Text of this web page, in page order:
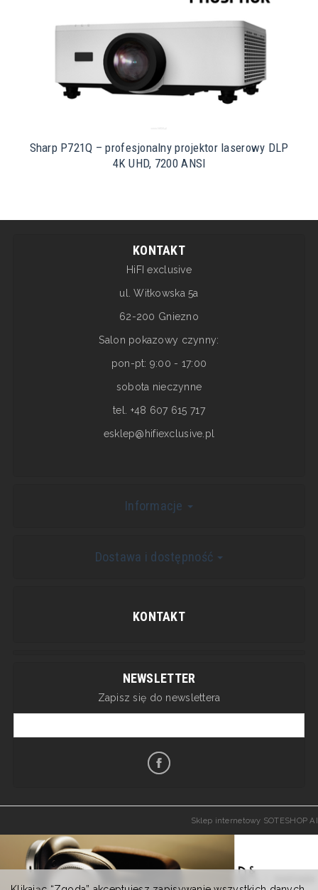
Sharp P721Q – profesjonalny projektor laserowy DLP
4K UHD, 7200 ANSI
KONTAKT
HiFI exclusive
ul. Witkowska 5a
62-200 Gniezno
Salon pokazowy czynny:
pon-pt: 9:00 - 17:00
sobota nieczynne
tel. +48 607 615 717
esklep@hifiexclusive.pl
Informacje
Dostawa i dostępność
KONTAKT
NEWSLETTER
Zapisz się do newslettera
Sklep internetowy SOTESHOP AI